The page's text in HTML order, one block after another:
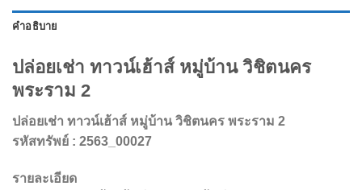
คำอธิบาย
ปล่อยเช่า ทาวน์เฮ้าส์ หมู่บ้าน วิชิตนคร
พระราม 2
ปล่อยเช่า ทาวน์เฮ้าส์ หมู่บ้าน วิชิตนคร พระราม 2
รหัสทรัพย์ : 2563_00027
รายละเอียด